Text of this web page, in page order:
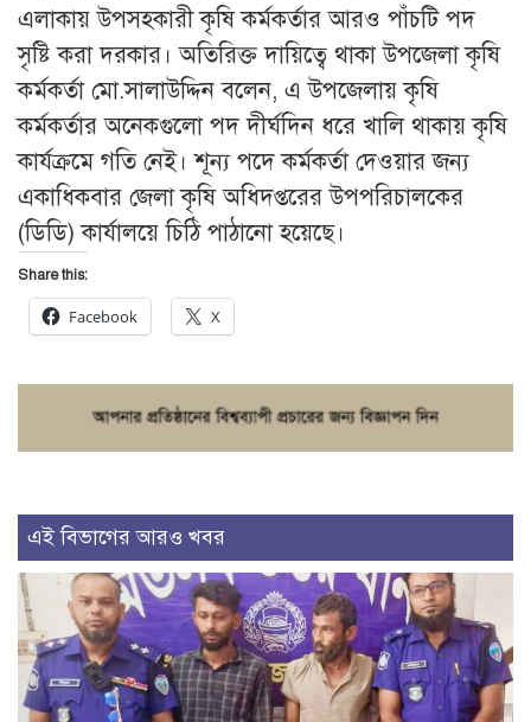
এলাকায় উপসহকারী কৃষি কর্মকর্তার আরও পাঁচটি পদ
সৃষ্টি করা দরকার। অতিরিক্ত দায়িত্বে থাকা উপজেলা কৃষি
কর্মকর্তা মো.সালাউদ্দিন বলেন, এ উপজেলায় কৃষি
কর্মকর্তার অনেকগুলো পদ দীর্ঘদিন ধরে খালি থাকায় কৃষি
কার্যক্রমে গতি নেই। শূন্য পদে কর্মকর্তা দেওয়ার জন্য
একাধিকবার জেলা কৃষি অধিদপ্তরের উপপরিচালকের
(ডিডি) কার্যালয়ে চিঠি পাঠানো হয়েছে।
Share this:
Facebook X
এই বিভাগের আরও খবর